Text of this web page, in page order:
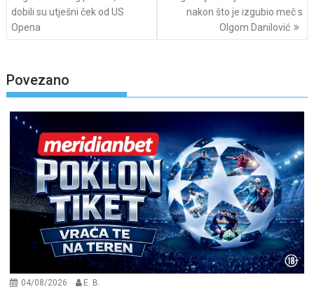
dobili su utješni ček od US
Opena
nakon što je izgubio meč s
Olgom Danilović
Povezano
04/08/2026 E. B.